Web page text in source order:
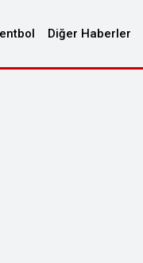
Diğer Haberler